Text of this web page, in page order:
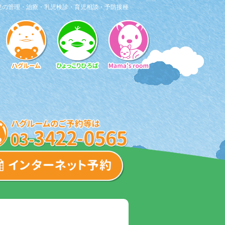
管理・治療・乳児検診・育児相談・予防接種